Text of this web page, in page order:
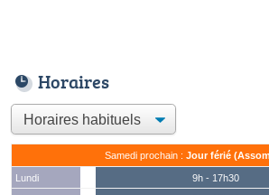
Horaires
Samedi prochain : Jour férié
Lundi
9h - 17h30